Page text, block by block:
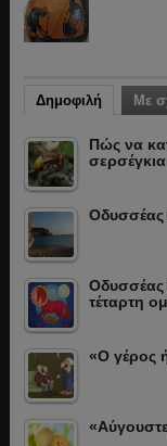
Δημοφιλή Με
Πώς να
Οδυσσέας
Οδυσσέας
τέταρτη
«Ο γέρος